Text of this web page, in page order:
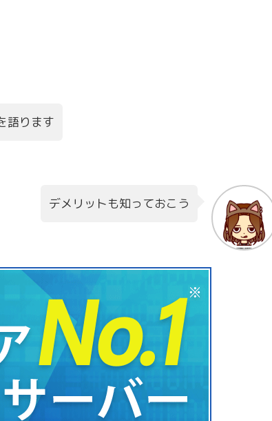
語ります
デメリットも知っておこう